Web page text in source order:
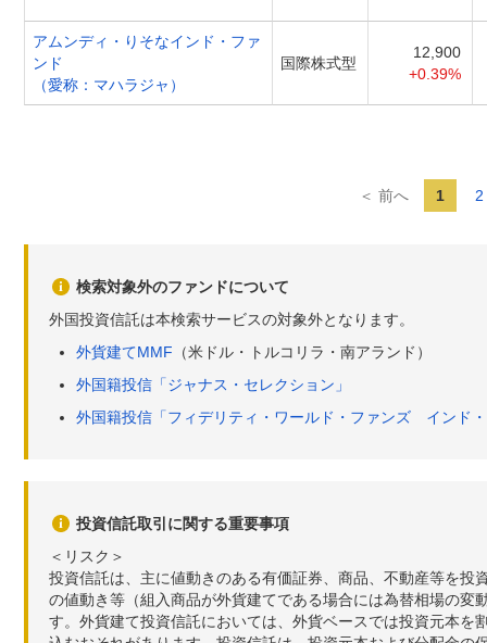
アムンディ・りそなインド・ファ
ンド
（愛称：マハラジャ）
国際株式型
12,900
+0.39%
＜ 前へ 1 2
検索対象外のファンドについて
外国投資信託は本検索サービスの対象外となります。
外貨建てMMF （米ドル・トルコリラ・南アランド）
外国籍投信「ジャナス・セレクション」
外国籍投信「フィデリティ・ワールド・ファンズ インド
投資信託取引に関する重要事項
＜リスク＞
投資信託は、主に値動きのある有価証券、商品、不動産等を
の値動き等（組入商品が外貨建てである場合には為替相場の
す。外貨建て投資信託においては、外貨ベースでは投資元本